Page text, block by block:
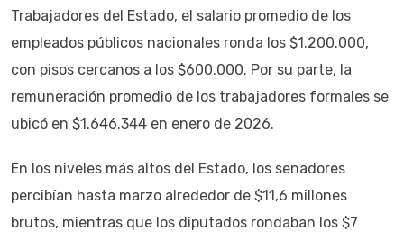
Trabajadores del Estado, el salario promedio de los
empleados públicos nacionales ronda los $1.200.000,
con pisos cercanos a los $600.000. Por su parte, la
remuneración promedio de los trabajadores formales se
ubicó en $1.646.344 en enero de 2026.
En los niveles más altos del Estado, los senadores
percibían hasta marzo alrededor de $11,6 millones
brutos, mientras que los diputados rondaban los $7